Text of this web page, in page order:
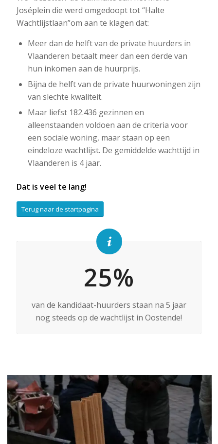
Joséplein die werd omgedoopt tot “Halte
Wachtlijstlaan”om aan te klagen dat:
Meer dan de helft van de private huurders in
Vlaanderen betaalt meer dan een derde van
hun inkomen aan de huurprijs.
Bijna de helft van de private huurwoningen zijn
van slechte kwaliteit.
Maar liefst 182.436 gezinnen en
alleenstaanden voldoen aan de criteria voor
een sociale woning, maar staan op een
eindeloze wachtlijst. De gemiddelde wachttijd in
Vlaanderen is 4 jaar.
Dat is veel te lang!
Terug naar de startpagina
25%
van de kandidaat-huurders staan na 5 jaar
nog steeds op de wachtlijst in Oostende!